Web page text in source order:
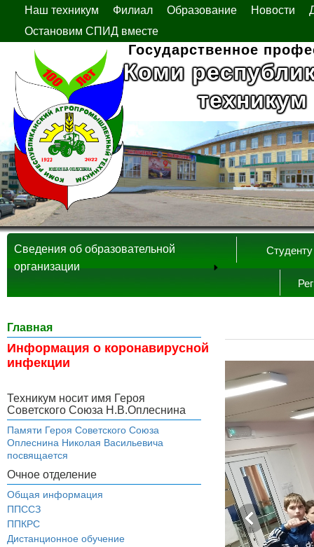
Наш техникум Филиал Образование Новости
Остановим СПИД вместе
Государственное
Коми
Студенту
Сведения об образовательной
организации
Главная
Информация о коронавирусной
инфекции
Техникум носит имя Героя
Советского Союза Н.В.Оплеснина
Памяти Героя Советского Союза
Оплеснина Николая Васильевича
посвящается
Очное отделение
Общая информация
ППССЗ
ППКРС
Дистанционное обучение